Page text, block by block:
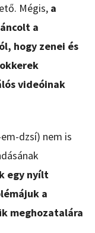
Mégis, a
a
hogy zenei és
videóinak
dzsí) nem is
egy nyílt
a
meghozatalára